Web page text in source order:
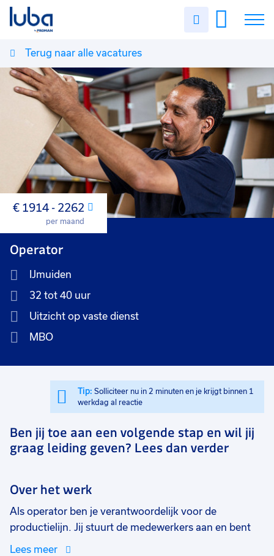
Uren
Vacatures
Over ons
Voor werkgevers
Contact
Terug naar alle vacatures
Maand
€ 1914 - 2262
per maand
Operator
IJmuiden
32 tot 40 uur
Uitzicht op vaste dienst
MBO
Tip: Solliciteer nu in 2 minuten en je krijgt binnen 1
werkdag al reactie
Ben jij toe aan een volgende stap en wil jij
graag leiding geven? Lees dan verder
Over het werk
Als operator ben je verantwoordelijk voor de
productielijn. Jij stuurt de medewerkers aan en bent
het aanspreekpunt bij eventuele vragen of storingen.
Lees meer